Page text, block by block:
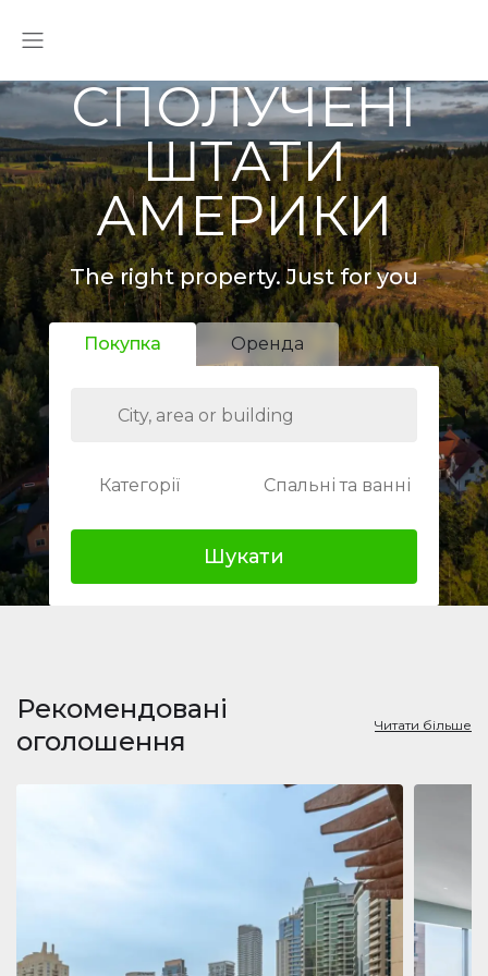
СПОЛУЧЕНІ
ШТАТИ
АМЕРИКИ
The right property. Just for you
Покупка Оренда
Категорії Спальні та ванні
Шукати
Рекомендовані
оголошення
Читати більше